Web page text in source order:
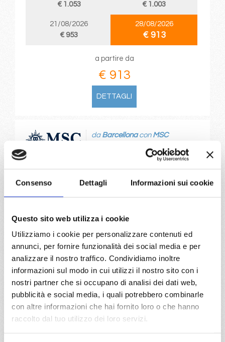
Consenso Dettagli Informazioni sui cookie
Questo sito web utilizza i cookie
Utilizziamo i cookie per personalizzare contenuti ed
annunci, per fornire funzionalità dei social media e per
analizzare il nostro traffico. Condividiamo inoltre
informazioni sul modo in cui utilizzi il nostro sito con i
nostri partner che si occupano di analisi dei dati web,
pubblicità e social media, i quali potrebbero combinarle
con altre informazioni che hai fornito loro o che hanno
raccolto dal tuo utilizzo dei loro servizi.
€ 1.053
€ 1.003
21/08/2026
€ 953
28/08/2026
€ 913
a partire da
€ 913
DETTAGLI
Mediterraneo
da Barcellonacon MSC
Splendida
Barcellona, Provence(marseilles)
€ 1.013
€ 913